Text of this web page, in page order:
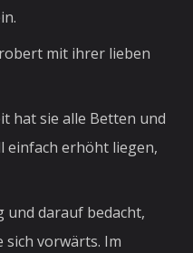
mit ihrer lieben
hat sie alle Betten und
einfach erhöht liegen,
und darauf bedacht,
vorwärts. Im